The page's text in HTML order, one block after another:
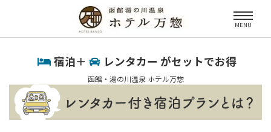
MENU
宿泊＋ レンタカー がセットでお得
函館・湯の川温泉 ホテル万惣